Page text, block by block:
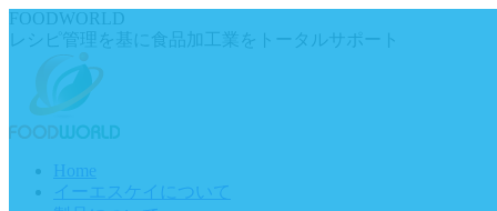
Skip
to
content
FOODWORLD
レシピ管理を基に食品加工業をトータルサポート
Home
イーエスケイについて